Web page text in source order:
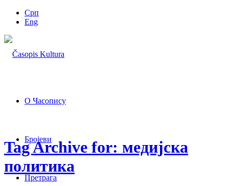
Срп
Eng
О Часопису
Бројеви
Претрага
Tag Archive for: медијска
политика